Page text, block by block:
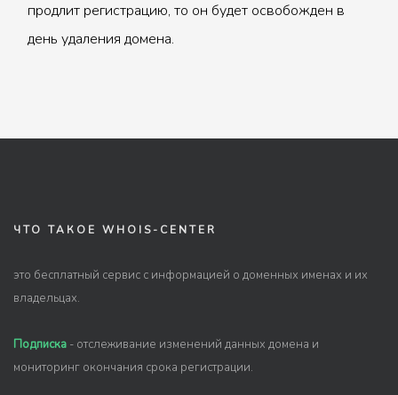
продлит регистрацию, то он будет освобожден в
день удаления домена.
ЧТО ТАКОЕ WHOIS-CENTER
это бесплатный сервис с информацией о доменных именах и их
владельцах.
Подписка - отслеживание изменений данных домена и
мониторинг окончания срока регистрации.